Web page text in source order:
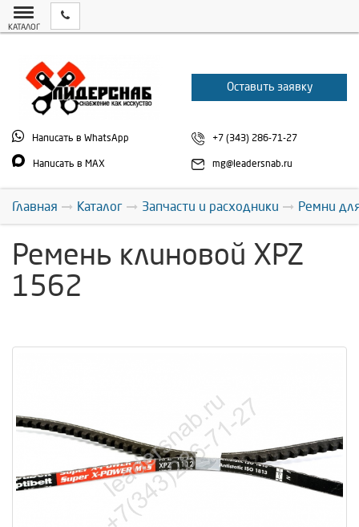
КАТАЛОГ
Оставить заявку
Написать в WhatsApp
Написать в MAX
+7 (343) 286-71-27
mg@leadersnab.ru
Главная Каталог Запчасти и расходники Ремни
Ремень клиновой XPZ
1562